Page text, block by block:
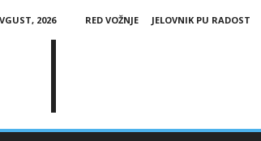
2026 RED VOŽNJE JELOVNIK PU RADOST